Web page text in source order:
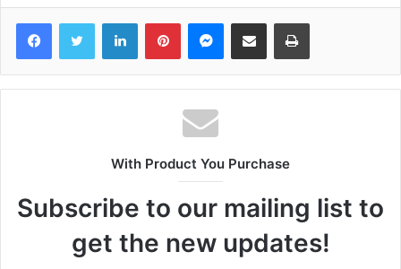
FacebookTwitter LinkedInPinterestMessenger
Share via Email Print
With Product You Purchase
Subscribe to our mailing list to
get the new updates!